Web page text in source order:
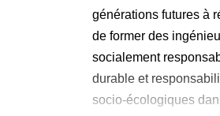
générations futures à
de former des
socialement
durable et
socio-écologiques